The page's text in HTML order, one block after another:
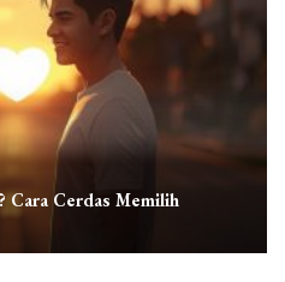
Cara Cerdas Memilih